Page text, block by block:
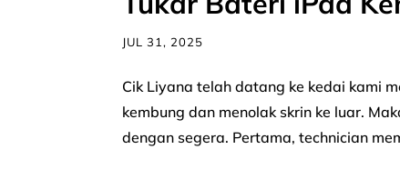
JUL 31, 2025
Cik Liyana telah datang ke kedai kami
kembung dan menolak skrin ke luar.
dengan segera. Pertama, technician